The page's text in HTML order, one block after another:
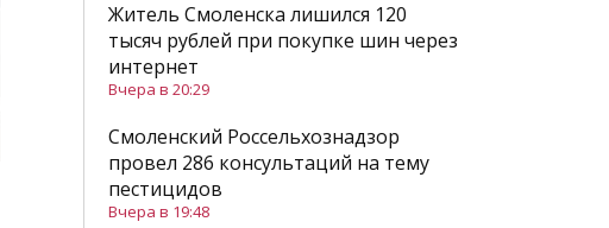
Житель Смоленска лишился 120
тысяч рублей при покупке шин через
интернет
Вчера в 20:29
Смоленский Россельхознадзор
провел 286 консультаций на тему
пестицидов
Вчера в 19:48